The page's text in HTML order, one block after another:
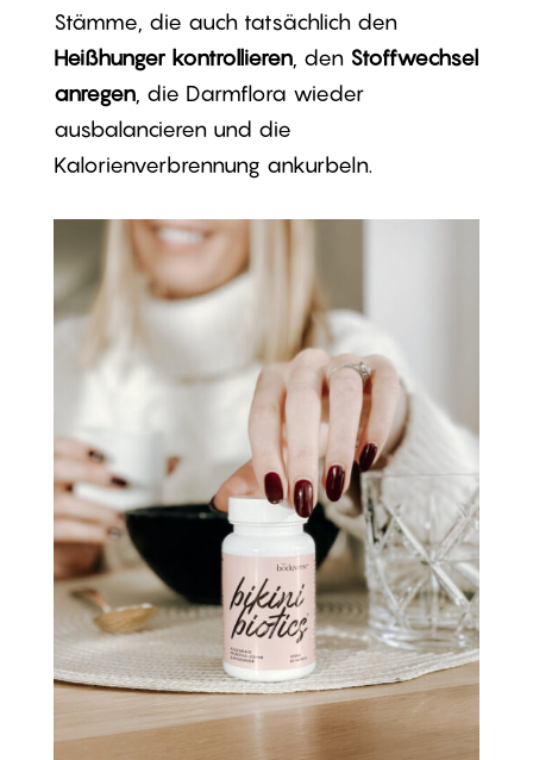
Stämme, die auch tatsächlich den
Heißhunger kontrollieren, den Stoffwechsel
anregen, die Darmflora wieder
ausbalancieren und die
Kalorienverbrennung ankurbeln.